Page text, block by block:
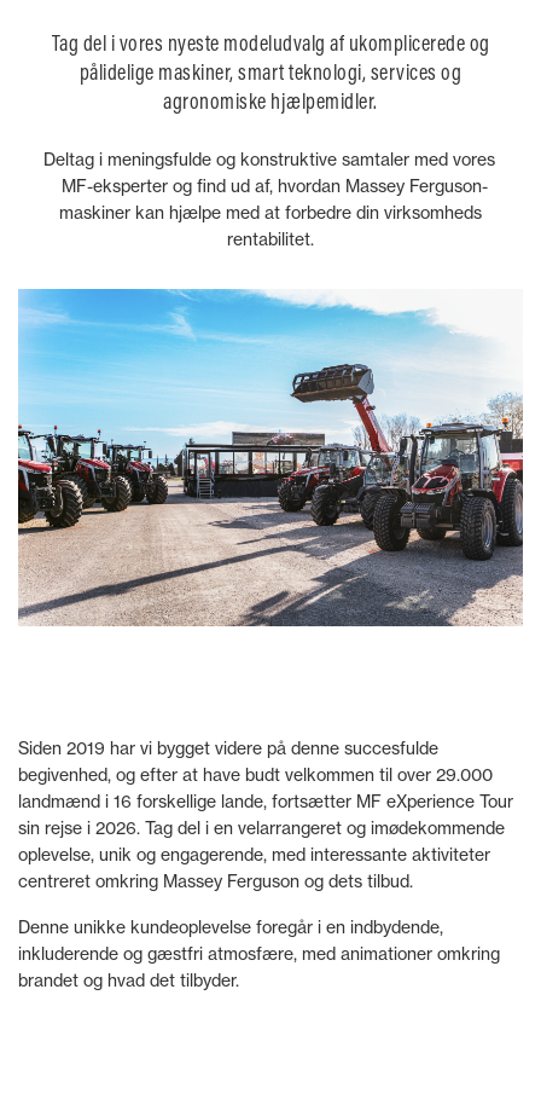
Tag del i vores nyeste modeludvalg af ukomplicerede og
pålidelige maskiner, smart teknologi, services og
agronomiske hjælpemidler.
Deltag i meningsfulde og konstruktive samtaler med vores
MF-eksperter og find ud af, hvordan Massey Ferguson-
maskiner kan hjælpe med at forbedre din virksomheds
rentabilitet.
Siden 2019 har vi bygget videre på denne succesfulde
begivenhed, og efter at have budt velkommen til over 29.000
landmænd i 16 forskellige lande, fortsætter MF eXperience Tour
sin rejse i 2026. Tag del i en velarrangeret og imødekommende
oplevelse, unik og engagerende, med interessante aktiviteter
centreret omkring Massey Ferguson og dets tilbud.
Denne unikke kundeoplevelse foregår i en indbydende,
inkluderende og gæstfri atmosfære, med animationer omkring
brandet og hvad det tilbyder.